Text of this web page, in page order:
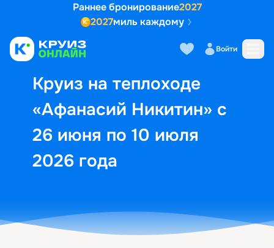
Раннее бронирование2027
2027миль каждому
Войти
Круиз на теплоходе
«Афанасий Никитин» с
26 июня по 10 июля
2026 года
Выбор кают Маршрут и